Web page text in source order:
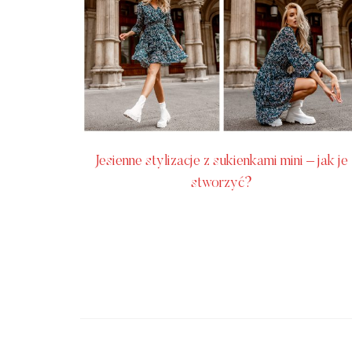
Jesienne stylizacje z sukienkami mini – jak je
stworzyć?